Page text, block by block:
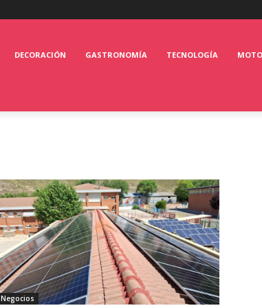
DECORACIÓN GASTRONOMÍA TECNOLOGÍA
Negocios